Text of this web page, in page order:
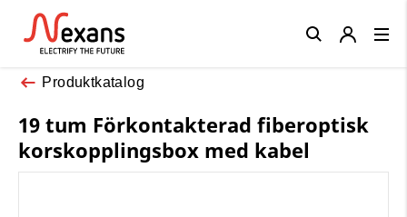
Produktkatalog
19 tum Förkontakterad fiberoptisk
korskopplingsbox med kabel
Close